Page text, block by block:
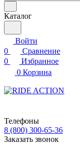
Каталог
Войти
0
Сравнение
0
Избранное
0 Корзина
Телефоны
8 (800) 300-65-36
Заказать звонок